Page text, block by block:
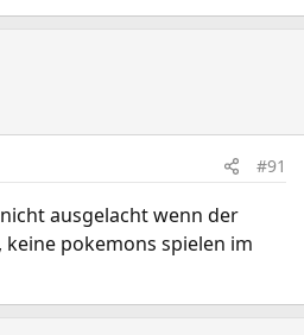
#91
ausgelacht wenn der
pokemons spielen im